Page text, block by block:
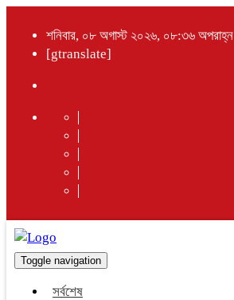
শনিবার, ০৮ অগাস্ট ২০২৬, ০৮:৩৬ অপরাহ্ন
[gtranslate]
Toggle navigation
সর্বশেষ